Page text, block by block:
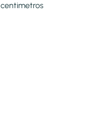
centimetros